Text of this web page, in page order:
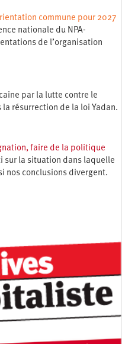
commune pour 2027
nationale du NPA-
de l’organisation
par la lutte contre le
la résurrection de la loi Yadan.
faire de la politique
sur la situation dans laquelle
nos conclusions divergent.